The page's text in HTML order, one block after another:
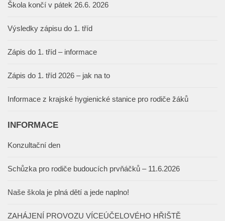
Škola končí v pátek 26.6. 2026
Výsledky zápisu do 1. tříd
Zápis do 1. tříd – informace
Zápis do 1. tříd 2026 – jak na to
Informace z krajské hygienické stanice pro rodiče žáků
INFORMACE
Konzultační den
Schůzka pro rodiče budoucích prvňáčků – 11.6.2026
Naše škola je plná dětí a jede naplno!
ZAHÁJENÍ PROVOZU VÍCEÚČELOVÉHO HŘIŠTĚ